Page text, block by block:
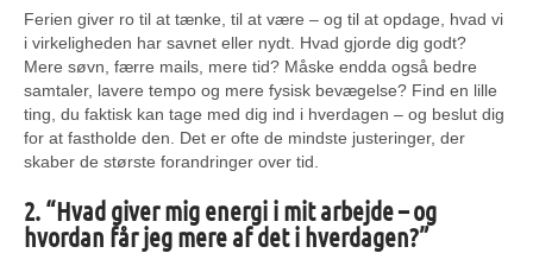
Ferien giver ro til at tænke, til at være – og til at opdage, hvad vi
i virkeligheden har savnet eller nydt. Hvad gjorde dig godt?
Mere søvn, færre mails, mere tid? Måske endda også bedre
samtaler, lavere tempo og mere fysisk bevægelse? Find en lille
ting, du faktisk kan tage med dig ind i hverdagen – og beslut dig
for at fastholde den. Det er ofte de mindste justeringer, der
skaber de største forandringer over tid.
2. “Hvad giver mig energi i mit arbejde – og
hvordan får jeg mere af det i hverdagen?”